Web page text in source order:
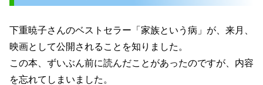
下重暁子さんのベストセラー「家族という病」が、来月、
映画として公開されることを知りました。
この本、ずいぶん前に読んだことがあったのですが、内容
を忘れてしまいました。